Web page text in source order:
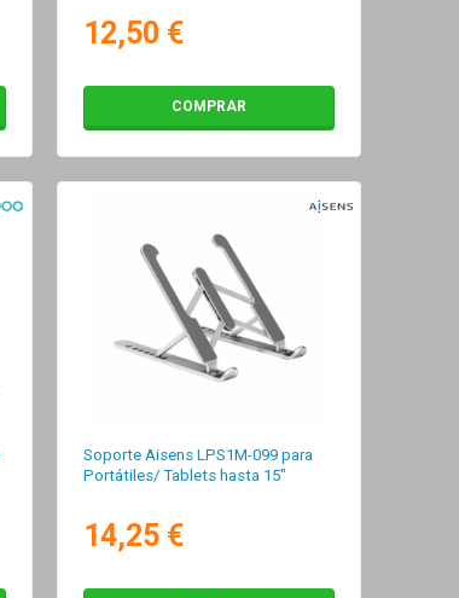
12,50 €
COMPRAR
Soporte Aisens LPS1M-099 para
Portátiles/ Tablets hasta 15"
14,25 €